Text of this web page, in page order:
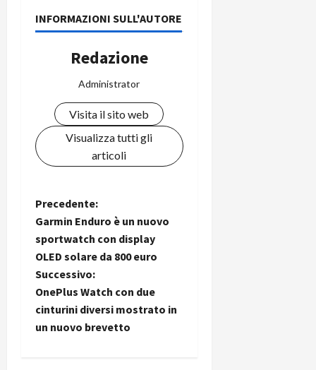
INFORMAZIONI SULL'AUTORE
Redazione
Administrator
Visita il sito web
Visualizza tutti gli
articoli
N
a
v
i
g
Precedente:
Garmin Enduro è un nuovo
sportwatch con display
OLED solare da 800 euro
Successivo:
OnePlus Watch con due
cinturini diversi mostrato in
un nuovo brevetto